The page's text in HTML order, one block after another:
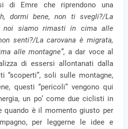
di Emre che riprendono una
dormi bene, non ti svegli?/La
noi siamo rimasti in cima alle
senti?/La carovana è migrata,
alle montagne”, a dar voce al
di essersi allontanati dalla
“scoperti”, soli sulle montagne,
questi “pericoli” vengono qui
un po’ come due ciclisti in
quando è il momento giusto per
per leggerne le idee e